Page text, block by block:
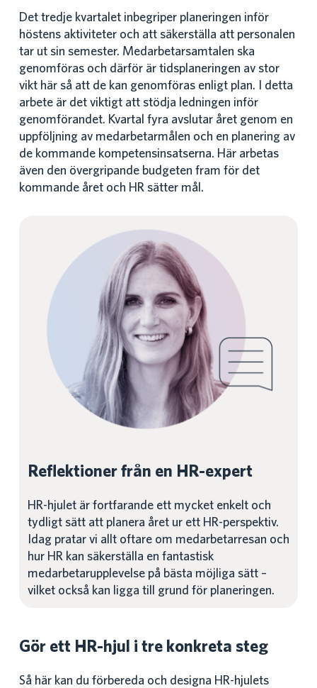
Det tredje kvartalet inbegriper planeringen inför
höstens aktiviteter och att säkerställa att personalen
tar ut sin semester. Medarbetarsamtalen ska
genomföras och därför är tidsplaneringen av stor
vikt här så att de kan genomföras enligt plan. I detta
arbete är det viktigt att stödja ledningen inför
genomförandet. Kvartal fyra avslutar året genom en
uppföljning av medarbetarmålen och en planering av
de kommande kompetensinsatserna. Här arbetas
även den övergripande budgeten fram för det
kommande året och HR sätter mål.
Reflektioner från en HR-expert
HR-hjulet är fortfarande ett mycket enkelt och
tydligt sätt att planera året ur ett HR-perspektiv.
Idag pratar vi allt oftare om medarbetarresan och
hur HR kan säkerställa en fantastisk
medarbetarupplevelse på bästa möjliga sätt –
vilket också kan ligga till grund för planeringen.
Gör ett HR-hjul i tre konkreta steg
Så här kan du förbereda och designa HR-hjulets